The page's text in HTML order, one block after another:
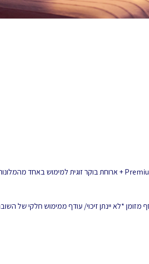
מזומן *לא יינתן זיכוי/ עודף ממימוש חלקי של